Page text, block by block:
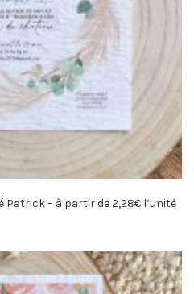
Patrick – à partir de 2,28€ l’unité